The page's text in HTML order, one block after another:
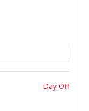
Day Off